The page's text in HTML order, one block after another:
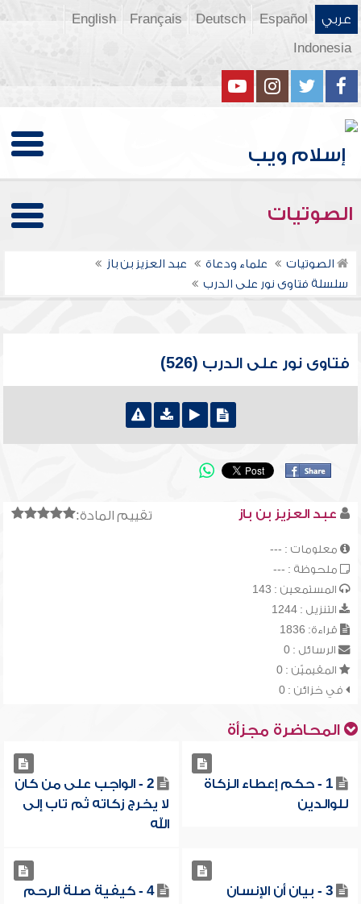
عربي Español
Deutsch
Français
English
Indonesia
الصوتيات
الصوتيات علماء ودعاة
عبد العزيز بن باز
سلسلة فتاوى نور على الدرب
فتاوى نور على الدرب (526)
تقييم المادة: عبد العزيز بن باز
معلومات : ---
ملحوظة : ---
المستمعين : 143
التنزيل : 1244
قراءة: 1836
الرسائل : 0
المقيميّن : 0
في خزائن : 0
المحاضرة مجزأة
1 - حكم إعطاء الزكاة
للوالدين
2 - الواجب على من كان
لا يخرج زكاته ثم تاب إلى
الله
3 - بيان أن الإنسان
4 - كيفية صلة الرحم